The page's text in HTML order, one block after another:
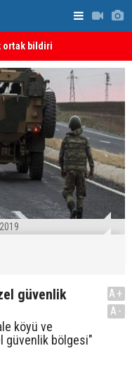
ortak bildiri
güvenlik
köyü ve
güvenlik bölgesi"
A+
A-